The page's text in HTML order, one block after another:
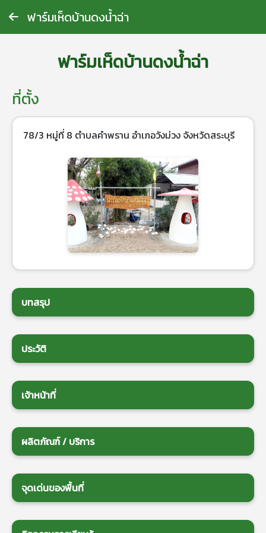
ฟาร์มเห็ดบ้านดงน้ำฉ่า
ฟาร์มเห็ดบ้านดงน้ำฉ่า
ที่ตั้ง
78/3 หมู่ที่ 8 ตำบลคำพราน อำเภอวังม่วง จังหวัดสระบุรี
บทสรุป
ประวัติ
เจ้าหน้าที่
ผลิตภัณฑ์ / บริการ
จุดเด่นของพื้นที่